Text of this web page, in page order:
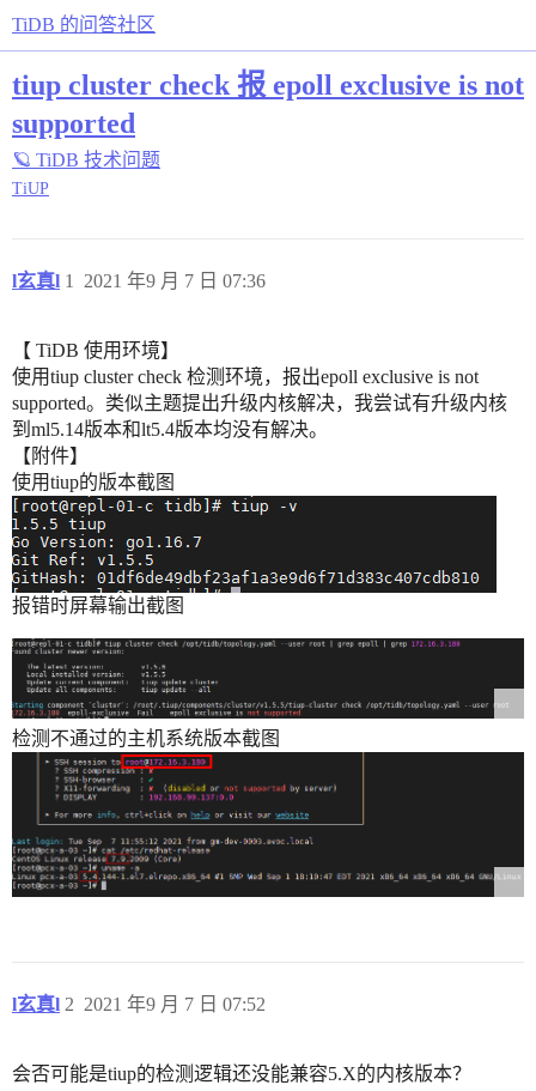
TiDB 的问答社区
tiup cluster check 报 epoll exclusive is not
supported
🪐 TiDB 技术问题
TiUP
l玄真l 2021 年9 月 7 日 07:36
1
【 TiDB 使用环境】
使用tiup cluster check 检测环境，报出epoll exclusive is not
supported。类似主题提出升级内核解决，我尝试有升级内核
到ml5.14版本和lt5.4版本均没有解决。
【附件】
使用tiup的版本截图
报错时屏幕输出截图
检测不通过的主机系统版本截图
l玄真l 2021 年9 月 7 日 07:52
2
会否可能是tiup的检测逻辑还没能兼容5.X的内核版本？